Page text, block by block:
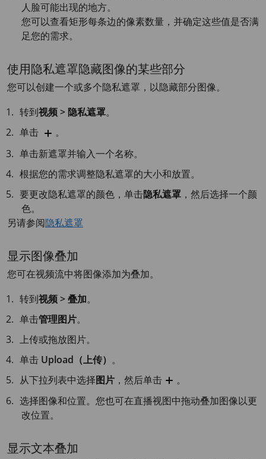
人脸可能出现的地方。
您可以查看矩形每条边的像素数量，并确定这些值是否满
足您的需求。
使用隐私遮罩隐藏图像的某些部分
您可以创建一个或多个隐私遮罩，以隐藏部分图像。
转到视频 > 隐私遮罩。
单击
。
单击新遮罩并输入一个名称。
根据您的需求调整隐私遮罩的大小和放置。
要更改隐私遮罩的颜色，单击隐私遮罩 ，然后选择一个颜
色。
另请参阅隐私遮罩
显示图像叠加
您可在视频流中将图像添加为叠加。
转到视频 > 叠加。
单击管理图片。
上传或拖放图片。
单击 Upload（上传） 。
从下拉列表中选择图片 ，然后单击
。
选择图像和位置。您也可在直播视图中拖动叠加图像以更
改位置。
显示文本叠加